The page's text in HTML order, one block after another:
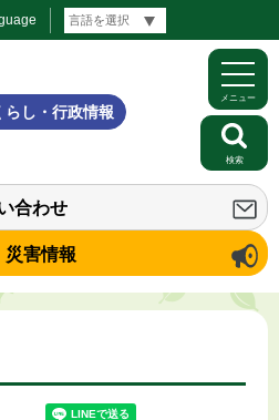
らし・行政情報
合わせ
災害情報
メニュー
検索